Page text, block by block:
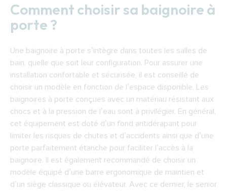
Les avantages d’une baignoire à porte
Les aides pour financer une baignoire avec
Trouver un expert pour installer une baignoire
avec porte à Angers
Comment choisir sa baignoire à
porte ?
Une baignoire à porte s’intègre dans toutes les salles de
bain, quelle que soit leur configuration. Pour assurer une
installation confortable et sécurisée, il est conseillé de
choisir un modèle en fonction de l’espace disponible. Les
baignoires à porte conçues avec un matériau résistant aux
chocs et à la pression de l’eau sont à privilégier. En général,
cet équipement est doté d’un fond antidérapant pour
limiter les risques de chutes et d’accidents ainsi que d’une
porte parfaitement étanche pour faciliter l’accès à la
baignoire. Il est également recommandé de choisir un
modèle équipé d’une barre ergonomique de maintien et
d’un siège classique ou élévateur. Avec ce dernier, le senior